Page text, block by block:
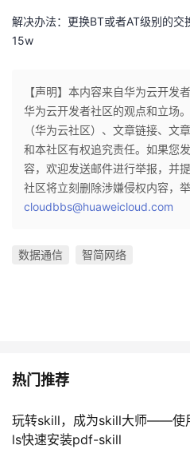
解决办法：更换BT或者AT级别的交
15w
【声明】本内容来自华为云开发
华为云开发者社区的观点和立场
（华为云社区）、文章链接、文
和本社区有权追究责任。如果您
容，欢迎发送邮件进行举报，并
社区将立刻删除涉嫌侵权内容，举
cloudbbs@huaweicloud.com
数据通信 智简网络
热门推荐
玩转skill，成为skill大师——使
ls快速安装pdf-skill